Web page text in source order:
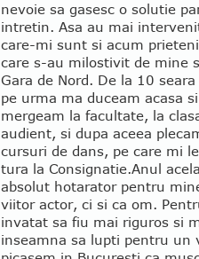
nevoie sa gasesc o solutie
intretin. Asa au mai
care-mi sunt si acum
care s-au milostivit de mine
Gara de Nord. De la 10
pe urma ma duceam acasa
mergeam la facultate, la
audient, si dupa aceea
cursuri de dans, pe care mi
tura la Consignatie.Anul
absolut hotarator pentru
viitor actor, ci si ca om.
invatat sa fiu mai riguros si
inseamna sa lupti pentru un